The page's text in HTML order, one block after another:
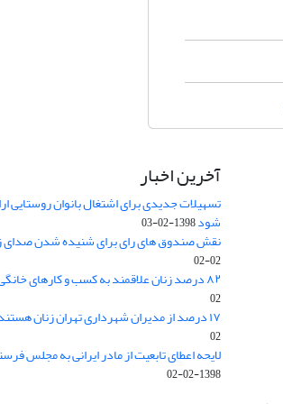
آخرین اخبار
تسهیلات جدیدی برای اشتغال بانوان روستایی
شود1398-02-03
نقش صندوق های رای برای شنیده شدن صدای
02-02
۸۲ درصد زنان علاقمند به کسب و کارهای خانگی
02
۱۷ درصد از مدیران شهرداری تهران زنان هستند
02
لایحه اعطای تابعیت از مادر ایرانی به مجلس
1398-02-02